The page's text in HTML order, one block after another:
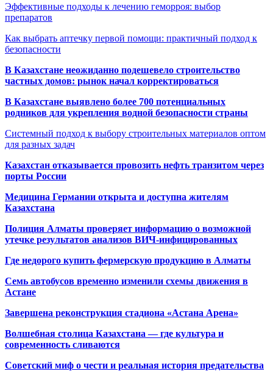
Эффективные подходы к лечению геморроя: выбор
препаратов
Как выбрать аптечку первой помощи: практичный подход к
безопасности
В Казахстане неожиданно подешевело строительство
частных домов: рынок начал корректироваться
В Казахстане выявлено более 700 потенциальных
родников для укрепления водной безопасности страны
Системный подход к выбору строительных материалов оптом
для разных задач
Казахстан отказывается провозить нефть транзитом через
порты России
Медицина Германии открыта и доступна жителям
Казахстана
Полиция Алматы проверяет информацию о возможной
утечке результатов анализов ВИЧ-инфицированных
Где недорого купить фермерскую продукцию в Алматы
Семь автобусов временно изменили схемы движения в
Астане
Завершена реконструкция стадиона «Астана Арена»
Волшебная столица Казахстана — где культура и
современность сливаются
Советский миф о чести и реальная история предательства